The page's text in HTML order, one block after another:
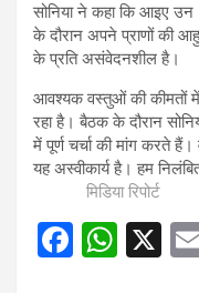
सोनिया ने कहा कि आइए उन
के दौरान अपने प्राणों की
के प्रति असंवेदनशील है।
आवश्यक वस्तुओं की कीमतों में
रहा है। बैठक के दौरान
में पूर्ण चर्चा की मांग करते
यह अस्वीकार्य है। हम
मिडिया रिपोर्ट
F
W X